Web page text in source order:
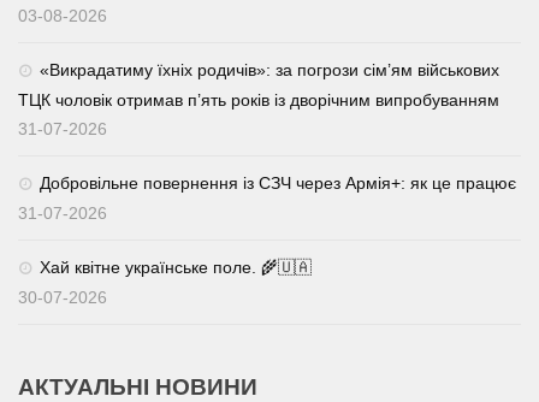
03-08-2026
«Викрадатиму їхніх родичів»: за погрози сім’ям військових
ТЦК чоловік отримав п’ять років із дворічним випробуванням
31-07-2026
Добровільне повернення із СЗЧ через Армія+: як це працює
31-07-2026
Хай квітне українське поле. 🌾🇺🇦
30-07-2026
АКТУАЛЬНІ НОВИНИ